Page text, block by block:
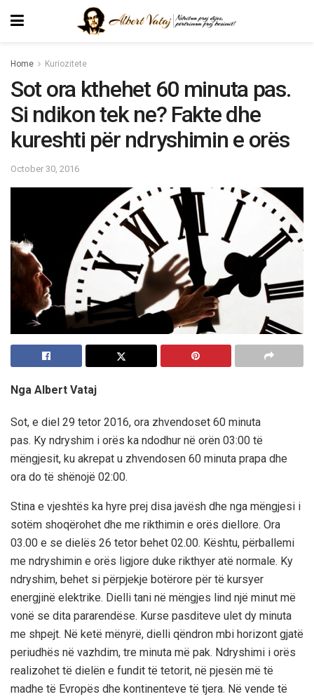
Home Kuriozitete
Sot ora kthehet 60 minuta pas.
Si ndikon tek ne? Fakte dhe
kureshti për ndryshimin e orës
October 30, 2016
Nga Albert Vataj
Sot, e diel 29 tetor 2016, ora zhvendoset 60 minuta
pas. Ky ndryshim i orës ka ndodhur në orën 03:00 të
mëngjesit, ku akrepat u zhvendosen 60 minuta prapa dhe
ora do të shënojë 02:00.
Stina e vjeshtës ka hyre prej disa javësh dhe nga mëngjesi i
sotëm shoqërohet dhe me rikthimin e orës diellore. Ora
03.00 e se dielës 26 tetor behet 02.00. Kështu, përballemi
me ndryshimin e orës ligjore duke rikthyer atë normale. Ky
ndryshim, behet si përpjekje botërore për të kursyer
energjinë elektrike. Dielli tani në mëngjes lind një minut më
vonë se dita pararendëse. Kurse pasditeve ulet dy minuta
me shpejt. Në ketë mënyrë, dielli qëndron mbi horizont gjatë
periudhës në vazhdim, tre minuta më pak. Ndryshimi i orës
realizohet të dielën e fundit të tetorit, në pjesën më të
madhe të Evropës dhe kontinenteve të tjera. Në vende të